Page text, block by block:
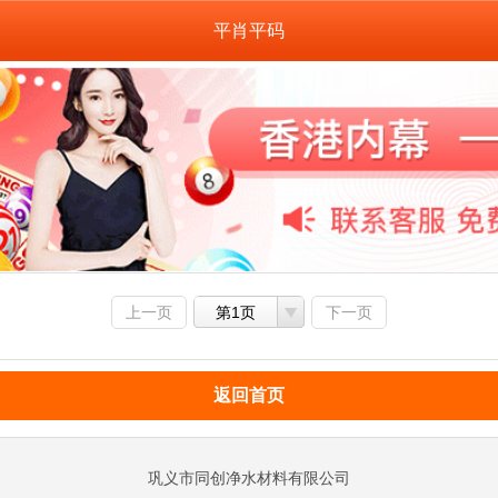
平肖平码
上一页 第1页 下一页
返回首页
巩义市同创净水材料有限公司